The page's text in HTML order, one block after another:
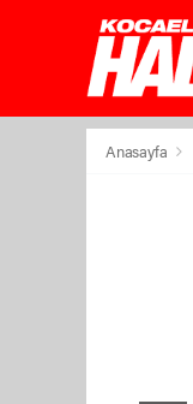
Anasayfa